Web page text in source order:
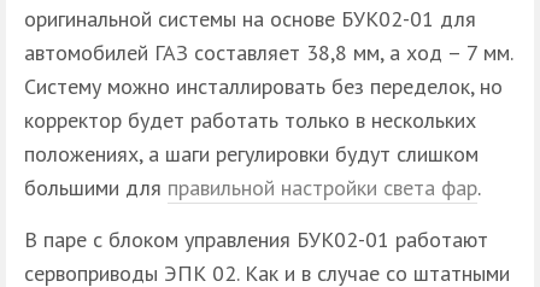
оригинальной системы на основе БУК02-01 для
автомобилей ГАЗ составляет 38,8 мм, а ход – 7 мм.
Систему можно инсталлировать без переделок, но
корректор будет работать только в нескольких
положениях, а шаги регулировки будут слишком
большими для правильной настройки света фар.
В паре с блоком управления БУК02-01 работают
сервоприводы ЭПК 02. Как и в случае со штатными